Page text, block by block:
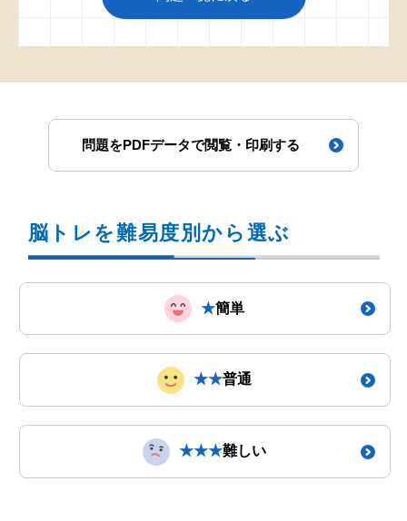
問題をPDFデータで閲覧・印刷する
脳トレを難易度別から選ぶ
★簡単
★★普通
★★★難しい